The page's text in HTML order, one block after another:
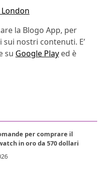
la Blogo App, per
nostri contenuti. E’
su Google Play ed è
per comprare il
in oro da 570 dollari